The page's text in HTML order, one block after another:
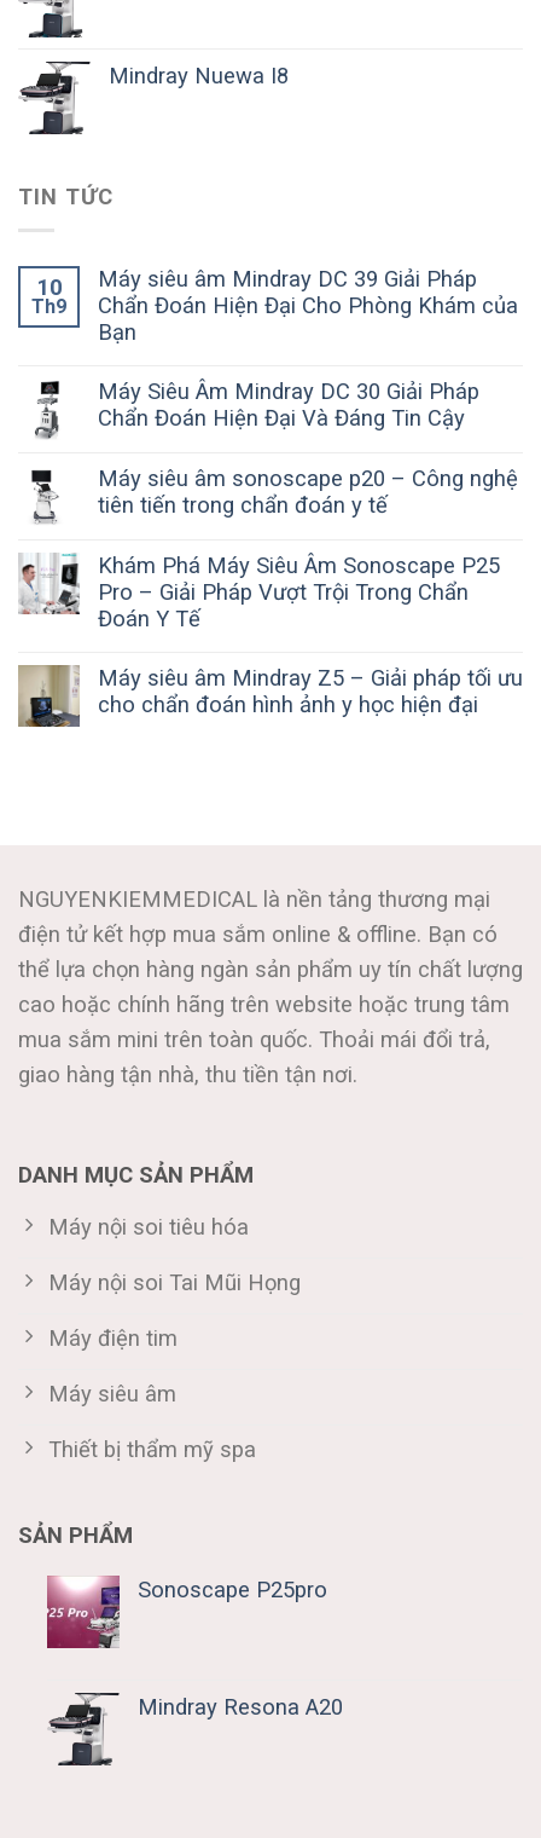
Mindray Nuewa I8
TIN TỨC
10
Th9
Máy siêu âm Mindray DC 39 Giải Pháp
Chẩn Đoán Hiện Đại Cho Phòng Khám của
Bạn
Máy Siêu Âm Mindray DC 30 Giải Pháp
Chẩn Đoán Hiện Đại Và Đáng Tin Cậy
Máy siêu âm sonoscape p20 – Công nghệ
tiên tiến trong chẩn đoán y tế
Khám Phá Máy Siêu Âm Sonoscape P25
Pro – Giải Pháp Vượt Trội Trong Chẩn
Đoán Y Tế
Máy siêu âm Mindray Z5 – Giải pháp tối ưu
cho chẩn đoán hình ảnh y học hiện đại
NGUYENKIEMMEDICAL là nền tảng thương mại
điện tử kết hợp mua sắm online & offline. Bạn có
thể lựa chọn hàng ngàn sản phẩm uy tín chất lượng
cao hoặc chính hãng trên website hoặc trung tâm
mua sắm mini trên toàn quốc. Thoải mái đổi trả,
giao hàng tận nhà, thu tiền tận nơi.
DANH MỤC SẢN PHẨM
Máy nội soi tiêu hóa
Máy nội soi Tai Mũi Họng
Máy điện tim
Máy siêu âm
Thiết bị thẩm mỹ spa
SẢN PHẨM
Sonoscape P25pro
Mindray Resona A20